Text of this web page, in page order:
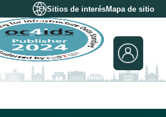
Sitios de interésMapa de sitio